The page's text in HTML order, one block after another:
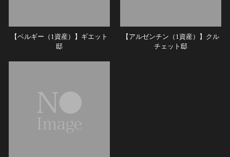
【ベルギー（1資産）】ギエット
邸
【アルゼンチン（1資産）】クル
チェット邸